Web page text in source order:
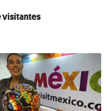
visitantes